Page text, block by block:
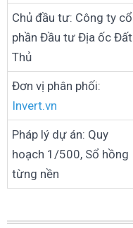
Chủ đầu tư: Công ty cổ
phần Đầu tư Địa ốc Đất
Thủ
Đơn vị phân phối:
Invert.vn
Pháp lý dự án: Quy
hoạch 1/500, Sổ hồng
từng nền